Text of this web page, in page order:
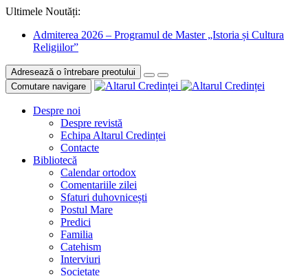
Ultimele Noutăți:
Admiterea 2026 – Programul de Master „Istoria și Cultura
Religiilor”
Adresează o întrebare preotului
Comutare navigare
Despre noi
Despre revistă
Echipa Altarul Credinței
Contacte
Bibliotecă
Calendar ortodox
Comentariile zilei
Sfaturi duhovnicești
Postul Mare
Predici
Familia
Catehism
Interviuri
Societate